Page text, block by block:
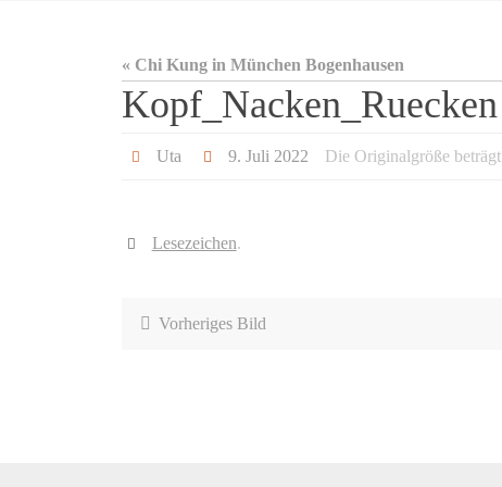
« Chi Kung in München Bogenhausen
Kopf_Nacken_Ruecken
Uta 9. Juli 2022 Die Originalgröße beträgt
Lesezeichen.
Vorheriges Bild